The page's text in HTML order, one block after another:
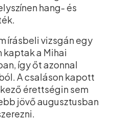
hang- és
írásbeli vizsgán egy
a Mihai
így őt azonnal
A csaláson kapott
érettségin sem
jövő augusztusban